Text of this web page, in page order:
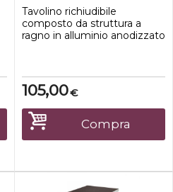
Tavolino richiudibile
composto da struttura a
ragno in alluminio anodizzato
dimensione 50x50 cm-
Altezza 60cm-Ripiano in
Multistrato di betulla-teste di
appoggio in nylon;-tubi
portanti in alluminio
anodizzato;-tondi...
€
105,00
Compra